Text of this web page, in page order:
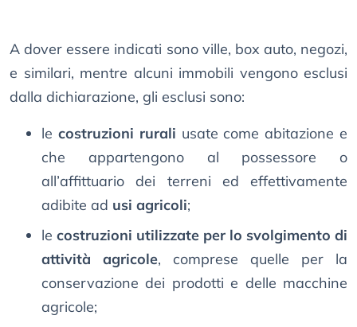
A dover essere indicati sono ville, box auto, negozi,
e similari, mentre alcuni immobili vengono esclusi
dalla dichiarazione, gli esclusi sono:
le costruzioni rurali usate come abitazione e
che appartengono al possessore o
all’affittuario dei terreni ed effettivamente
adibite ad usi agricoli;
le costruzioni utilizzate per lo svolgimento di
attività agricole, comprese quelle per la
conservazione dei prodotti e delle macchine
agricole;